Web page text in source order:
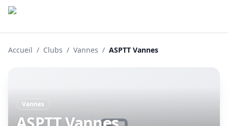
Accueil / Clubs / Vannes / ASPTT Vannes
Vannes